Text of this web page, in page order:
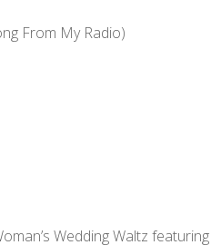
From My Radio)
Wedding Waltz featuring